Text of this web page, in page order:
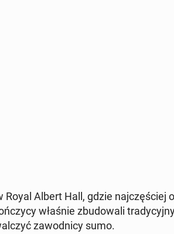
Royal Albert Hall, gdzie naj­czę­ściej
właśnie zbu­do­wa­li
za­wod­ni­cy sumo.